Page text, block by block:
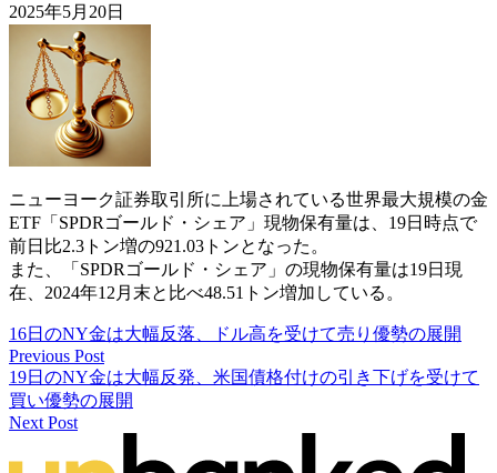
2025年5月20日
ニューヨーク証券取引所に上場されている世界最大規模の金
ETF「SPDRゴールド・シェア」現物保有量は、19日時点で
前日比2.3トン増の921.03トンとなった。
また、「SPDRゴールド・シェア」の現物保有量は19日現
在、2024年12月末と比べ48.51トン増加している。
16日のNY金は大幅反落、ドル高を受けて売り優勢の展開
Previous Post
19日のNY金は大幅反発、米国債格付けの引き下げを受けて
買い優勢の展開
Next Post